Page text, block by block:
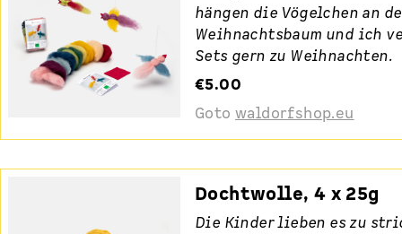
hängen die Vögelchen an
Weihnachtsbaum und ich
Sets gern zu Weihnachten.
€5.00
Goto waldorfshop.eu
Dochtwolle, 4 x 25g
Die Kinder lieben es zu